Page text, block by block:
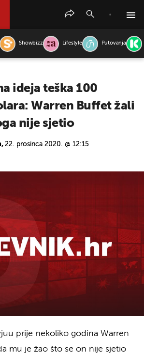
Showbizz Lifestyle Putovanja
ideja teška 100
Warren Buffet žali
nije sjetio
22. prosinca 2020. @ 12:15
prije nekoliko godina Warren
mu je žao što se on nije sjetio